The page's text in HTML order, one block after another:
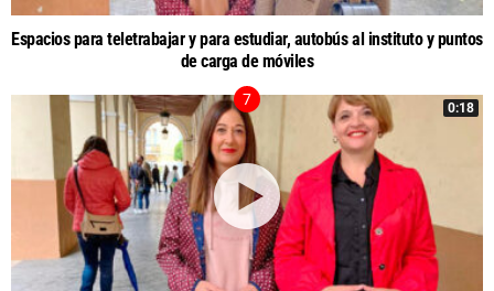
Espacios para teletrabajar y para estudiar, autobús al instituto y puntos
de carga de móviles
0:18